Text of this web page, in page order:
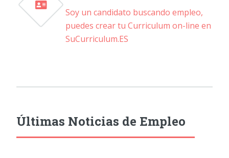
Soy un candidato buscando empleo,
puedes crear tu Curriculum on-line en
SuCurriculum.ES
Últimas Noticias de Empleo